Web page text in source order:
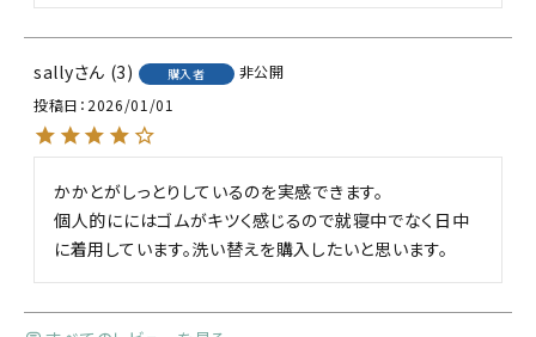
sally 3 購入者
非公開
投稿日 2026/01/01
かかとがしっとりしているのを実感できます。
個人的ににはゴムがキツく感じるので就寝中でなく日中
に着用しています。洗い替えを購入したいと思います。